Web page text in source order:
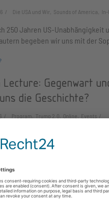
Die USA und Wir, Sounds of America,
250 Jahren US-
begeben wir uns mit der
Lecture: Gegenwart
die Geschichte?
Program, Trump 2.0, Online, Events
mit Dr. Franziska Davies
und Diskussion: